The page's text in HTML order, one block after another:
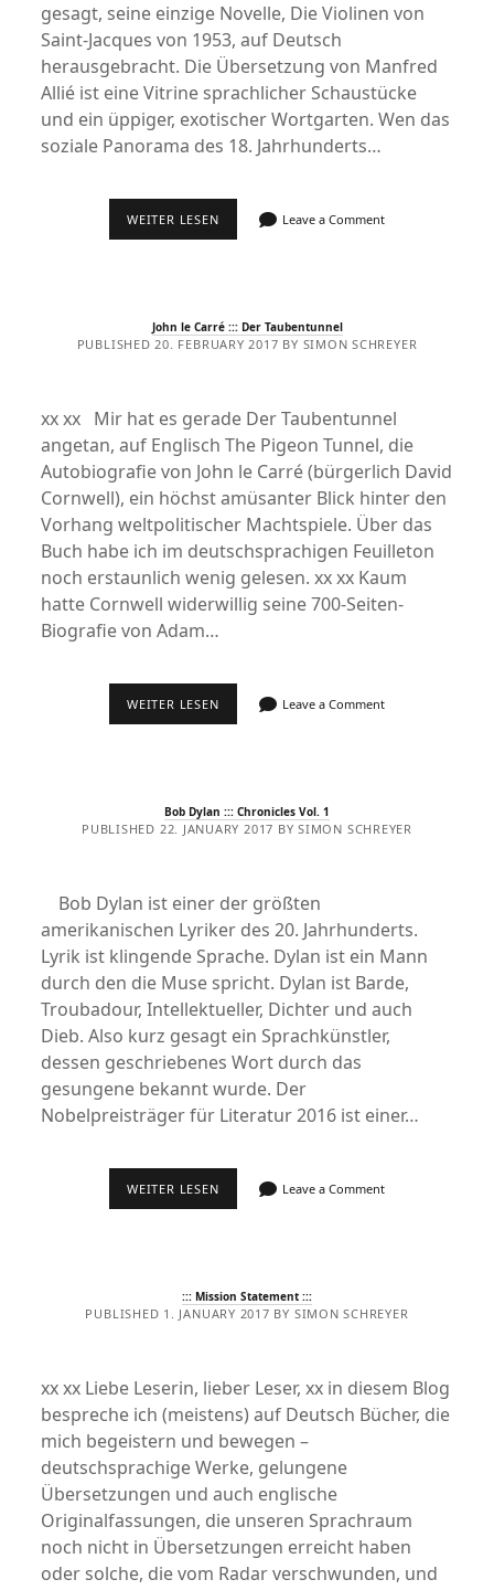
gesagt, seine einzige Novelle, Die Violinen von
Saint-Jacques von 1953, auf Deutsch
herausgebracht. Die Übersetzung von Manfred
Allié ist eine Vitrine sprachlicher Schaustücke
und ein üppiger, exotischer Wortgarten. Wen das
soziale Panorama des 18. Jahrhunderts…
WEITER LESENPATRICK
VON
SAINT-
JACQUES
Leave a Comment
John le Carré ::: Der Taubentunnel
PUBLISHED 20. FEBRUARY 2017 BY SIMON SCHREYER
xx xx Mir hat es gerade Der Taubentunnel
angetan, auf Englisch The Pigeon Tunnel, die
Autobiografie von John le Carré (bürgerlich David
Cornwell), ein höchst amüsanter Blick hinter den
Vorhang weltpolitischer Machtspiele. Über das
Buch habe ich im deutschsprachigen Feuilleton
noch erstaunlich wenig gelesen. xx xx Kaum
hatte Cornwell widerwillig seine 700-Seiten-
Biografie von Adam…
WEITER LESENJOHN
Leave a Comment
Bob Dylan ::: Chronicles Vol. 1
PUBLISHED 22. JANUARY 2017 BY SIMON SCHREYER
Bob Dylan ist einer der größten
amerikanischen Lyriker des 20. Jahrhunderts.
Lyrik ist klingende Sprache. Dylan ist ein Mann
durch den die Muse spricht. Dylan ist Barde,
Troubadour, Intellektueller, Dichter und auch
Dieb. Also kurz gesagt ein Sprachkünstler,
dessen geschriebenes Wort durch das
gesungene bekannt wurde. Der
Nobelpreisträger für Literatur 2016 ist einer…
WEITER LESENBOB
Leave a Comment
::: Mission Statement :::
PUBLISHED 1. JANUARY 2017 BY SIMON SCHREYER
xx xx Liebe Leserin, lieber Leser, xx in diesem Blog
bespreche ich (meistens) auf Deutsch Bücher, die
mich begeistern und bewegen –
deutschsprachige Werke, gelungene
Übersetzungen und auch englische
Originalfassungen, die unseren Sprachraum
noch nicht in Übersetzungen erreicht haben
oder solche, die vom Radar verschwunden, und